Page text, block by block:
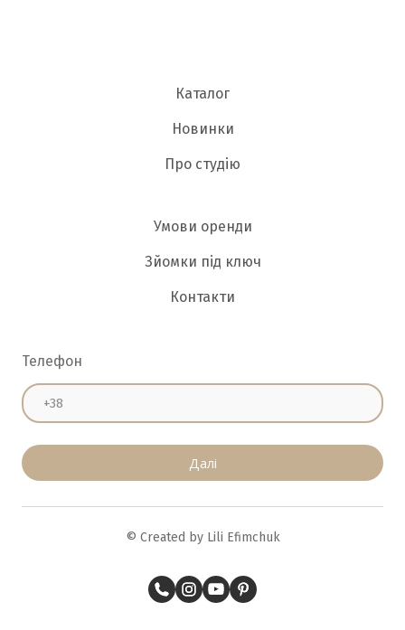
Каталог
Новинки
Про студію
Умови оренди
Зйомки під ключ
Контакти
Телефон
Далі
© Created by Lili Efimchuk